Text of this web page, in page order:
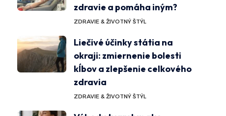
zdravie a pomáha iným?
ZDRAVIE & ŽIVOTNÝ ŠTÝL
Liečivé účinky státia na
okraji: zmiernenie bolesti
kĺbov a zlepšenie celkového
zdravia
ZDRAVIE & ŽIVOTNÝ ŠTÝL